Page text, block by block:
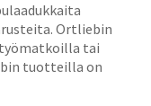
Ortliebin
tai
tuotteilla on